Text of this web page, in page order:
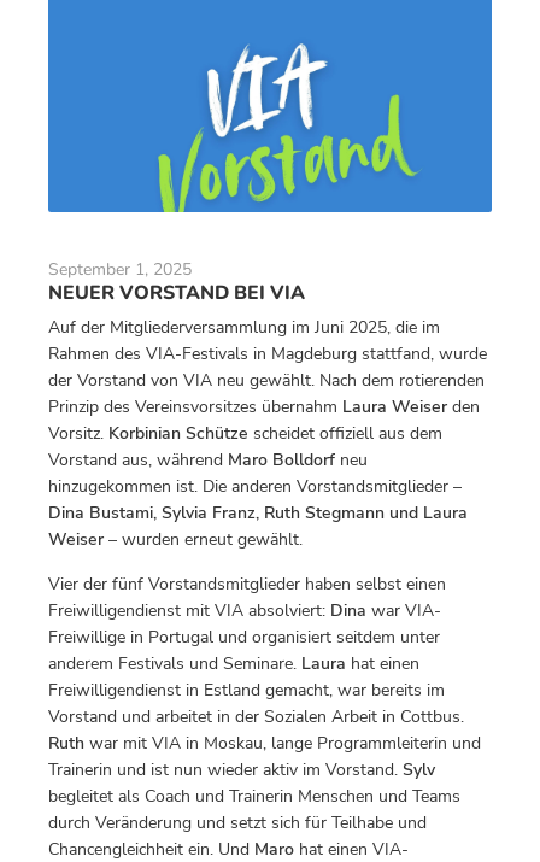
September 1, 2025
NEUER VORSTAND BEI VIA
Auf der Mitgliederversammlung im Juni 2025, die im
Rahmen des VIA-Festivals in Magdeburg stattfand, wurde
der Vorstand von VIA neu gewählt. Nach dem rotierenden
Prinzip des Vereinsvorsitzes übernahm Laura Weiser den
Vorsitz. Korbinian Schütze scheidet offiziell aus dem
Vorstand aus, während Maro Bolldorf neu
hinzugekommen ist. Die anderen Vorstandsmitglieder –
Dina Bustami, Sylvia Franz, Ruth Stegmann und Laura
Weiser – wurden erneut gewählt.
Vier der fünf Vorstandsmitglieder haben selbst einen
Freiwilligendienst mit VIA absolviert: Dina war VIA-
Freiwillige in Portugal und organisiert seitdem unter
anderem Festivals und Seminare. Laura hat einen
Freiwilligendienst in Estland gemacht, war bereits im
Vorstand und arbeitet in der Sozialen Arbeit in Cottbus.
Ruth war mit VIA in Moskau, lange Programmleiterin und
Trainerin und ist nun wieder aktiv im Vorstand. Sylv
begleitet als Coach und Trainerin Menschen und Teams
durch Veränderung und setzt sich für Teilhabe und
Chancengleichheit ein. Und Maro hat einen VIA-